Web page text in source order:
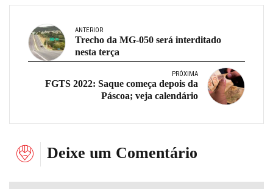
ANTERIOR
Trecho da MG-050 será interditado
nesta terça
PRÓXIMA
FGTS 2022: Saque começa depois da
Páscoa; veja calendário
Deixe um Comentário